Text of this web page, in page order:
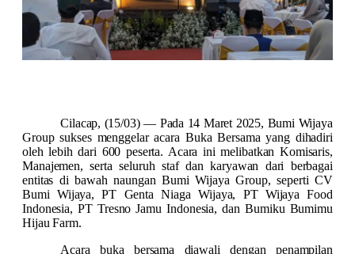
Cilacap, (15/03) — Pada 14 Maret 2025, Bumi Wijaya
Group sukses menggelar acara Buka Bersama yang dihadiri
oleh lebih dari 600 peserta. Acara ini melibatkan Komisaris,
Manajemen, serta seluruh staf dan karyawan dari berbagai
entitas di bawah naungan Bumi Wijaya Group, seperti CV
Bumi Wijaya, PT Genta Niaga Wijaya, PT Wijaya Food
Indonesia, PT Tresno Jamu Indonesia, dan Bumiku Bumimu
Hijau Farm.
Acara buka bersama diawali dengan penampilan